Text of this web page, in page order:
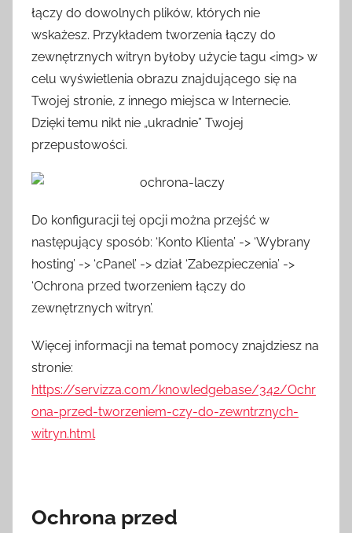
łączy do dowolnych plików, których nie
wskażesz. Przykładem tworzenia łączy do
zewnętrznych witryn byłoby użycie tagu <img> w
celu wyświetlenia obrazu znajdującego się na
Twojej stronie, z innego miejsca w Internecie.
Dzięki temu nikt nie „ukradnie” Twojej
przepustowości.
Do konfiguracji tej opcji można przejść w
następujący sposób: ‘Konto Klienta’ -> ‘Wybrany
hosting’ -> ‘cPanel’ -> dział ‘Zabezpieczenia’ ->
‘Ochrona przed tworzeniem łączy do
zewnętrznych witryn’.
Więcej informacji na temat pomocy znajdziesz na
stronie:
https://servizza.com/knowledgebase/342/Ochr
ona-przed-tworzeniem-czy-do-zewntrznych-
witryn.html
Ochrona przed